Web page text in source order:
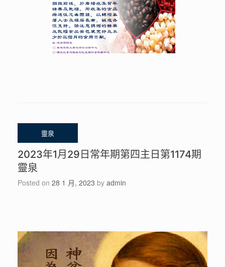
2023年1月29日常年期第四主日第1174期
靈泉
Posted on 28 1 月, 2023 by admin